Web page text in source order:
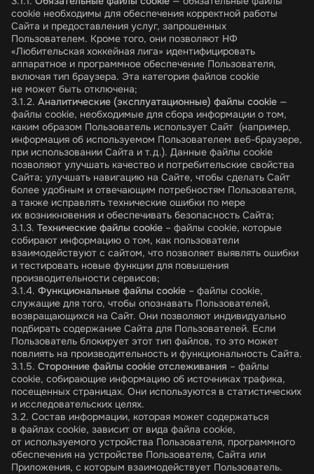
cookie необходимы для обеспечения корректной работы
Сайта и предоставления услуг, запрошенных
Пользователем. Кроме того, они позволяют НФ
«Любительская хоккейная лига» идентифицировать
аппаратное и программное обеспечение Пользователя,
включая тип браузера. Эта категория файлов cookie
не может быть отключена;
3.1.2. Аналитические (эксплуатационные) файлы cookie —
файлы cookie, необходимые для сбора информации о том,
каким образом Пользователь использует Сайт (например,
информация об используемом Пользователем веб-браузере,
при использовании Сайта и т.д.). Данные файлы cookie
позволяют улучшать качество и потребительские свойства
Сайта; улучшать навигацию на Сайте, чтобы сделать Сайт
более удобным и отвечающим потребностям Пользователя,
а также исправлять технические ошибки по мере
их возникновения и обеспечивать безопасность Сайта;
3.1.3. Технические файлы cookie – файлы cookie, которые
собирают информацию о том, как пользователи
взаимодействуют с сайтом, что позволяет выявлять ошибки
и тестировать новые функции для повышения
производительности сервисов;
3.1.4. Функциональные файлы cookie – файлы cookie,
служащие для того, чтобы опознавать Пользователей,
возвращающихся на Сайт. Они позволяют индивидуально
подбирать содержание Сайта для Пользователей. Если
Пользователь блокирует этот тип файлов, то это может
повлиять на производительность и функциональность Сайта.
3.1.5. Сторонние файлы cookie отслеживания – файлы
cookie, собирающие информацию об источниках трафика,
посещенных страницах. Они используются в статистических
и исследовательских целях.
3.2. Состав информации, которая может содержаться
в файлах cookie, зависит от вида файла cookie,
от используемого устройства Пользователя, программного
обеспечения на устройстве Пользователя, Сайта или
Приложения, с которым взаимодействует Пользователь.